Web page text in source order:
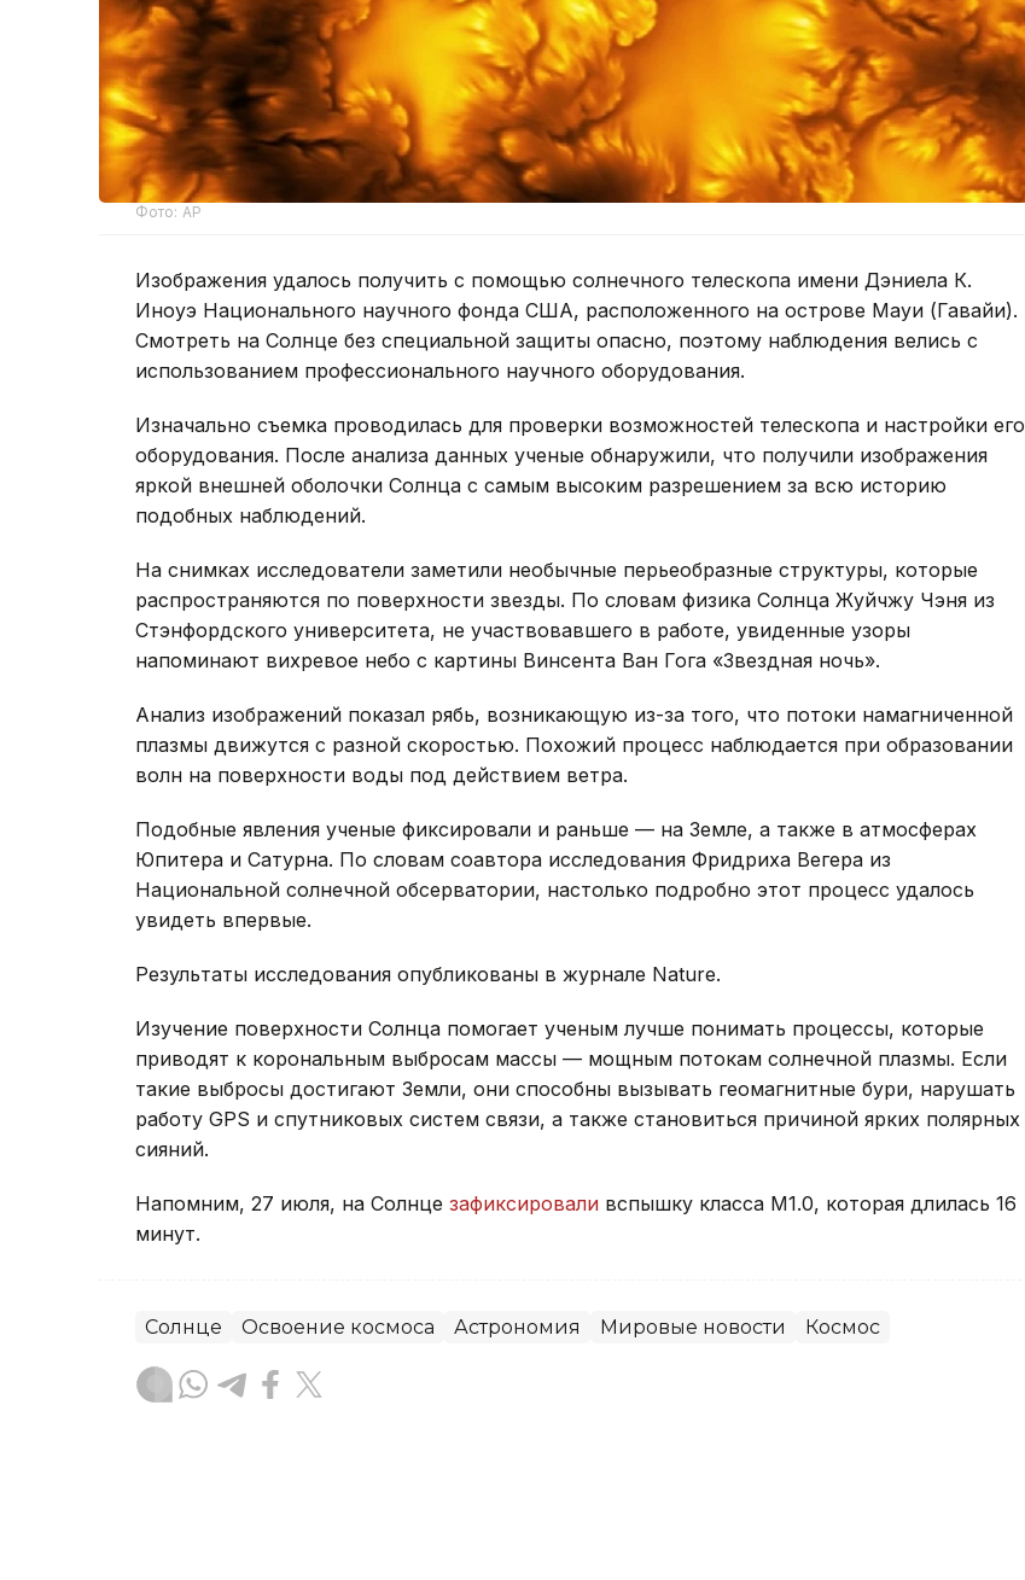
Фото: AP
Изображения удалось получить с помощью солнечного телескопа имени Дэниела К.
Иноуэ Национального научного фонда США, расположенного на острове Мауи (Гавайи).
Смотреть на Солнце без специальной защиты опасно, поэтому наблюдения велись с
использованием профессионального научного оборудования.
Изначально съемка проводилась для проверки возможностей телескопа и настройки его
оборудования. После анализа данных ученые обнаружили, что получили изображения
яркой внешней оболочки Солнца с самым высоким разрешением за всю историю
подобных наблюдений.
На снимках исследователи заметили необычные перьеобразные структуры, которые
распространяются по поверхности звезды. По словам физика Солнца Жуйчжу Чэня из
Стэнфордского университета, не участвовавшего в работе, увиденные узоры
напоминают вихревое небо с картины Винсента Ван Гога «Звездная ночь».
Анализ изображений показал рябь, возникающую из-за того, что потоки намагниченной
плазмы движутся с разной скоростью. Похожий процесс наблюдается при образовании
волн на поверхности воды под действием ветра.
Подобные явления ученые фиксировали и раньше — на Земле, а также в атмосферах
Юпитера и Сатурна. По словам соавтора исследования Фридриха Вегера из
Национальной солнечной обсерватории, настолько подробно этот процесс удалось
увидеть впервые.
Результаты исследования опубликованы в журнале Nature.
Изучение поверхности Солнца помогает ученым лучше понимать процессы, которые
приводят к корональным выбросам массы — мощным потокам солнечной плазмы. Если
такие выбросы достигают Земли, они способны вызывать геомагнитные бури, нарушать
работу GPS и спутниковых систем связи, а также становиться причиной ярких полярных
сияний.
Напомним, 27 июля, на Солнце зафиксировали вспышку класса M1.0, которая длилась 16
минут.
Солнце Освоение космоса Астрономия Мировые новости Космос